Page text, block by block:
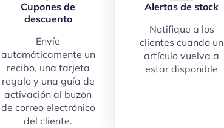
Cupones de
descuento
Envíe
automáticamente un
recibo, una tarjeta
regalo y una guía de
activación al buzón
de correo electrónico
del cliente.
Alertas de stock
Notifique a los
clientes cuando un
artículo vuelva a
estar disponible